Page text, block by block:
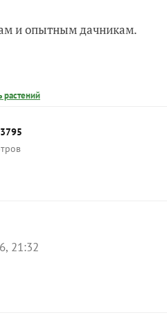
и опытным дачникам.
растений
21:32